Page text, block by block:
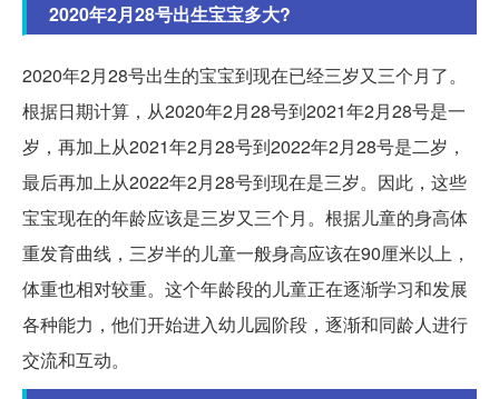
2020年2月28号出生宝宝多大?
2020年2月28号出生的宝宝到现在已经三岁又三个月了。
根据日期计算，从2020年2月28号到2021年2月28号是一
岁，再加上从2021年2月28号到2022年2月28号是二岁，
最后再加上从2022年2月28号到现在是三岁。因此，这些
宝宝现在的年龄应该是三岁又三个月。根据儿童的身高体
重发育曲线，三岁半的儿童一般身高应该在90厘米以上，
体重也相对较重。这个年龄段的儿童正在逐渐学习和发展
各种能力，他们开始进入幼儿园阶段，逐渐和同龄人进行
交流和互动。